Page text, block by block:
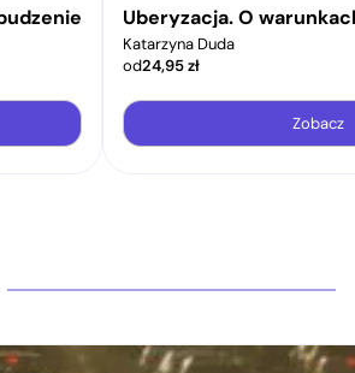
Uberyzacja. O
Katarzyna Duda
od24,95zł
Zobacz